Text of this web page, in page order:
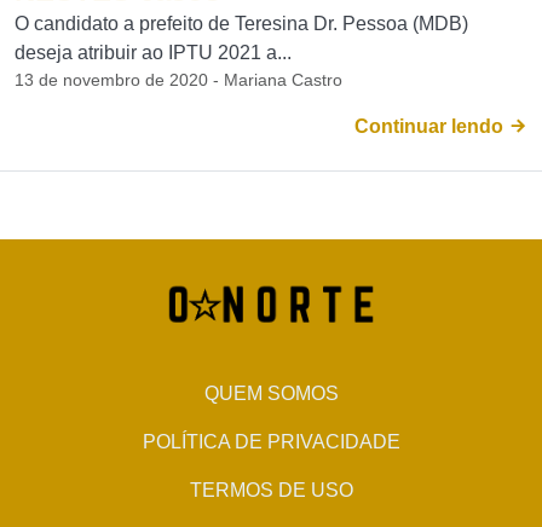
O candidato a prefeito de Teresina Dr. Pessoa (MDB)
deseja atribuir ao IPTU 2021 a...
13 de novembro de 2020 - Mariana Castro
Continuar lendo
QUEM SOMOS
POLÍTICA DE PRIVACIDADE
TERMOS DE USO